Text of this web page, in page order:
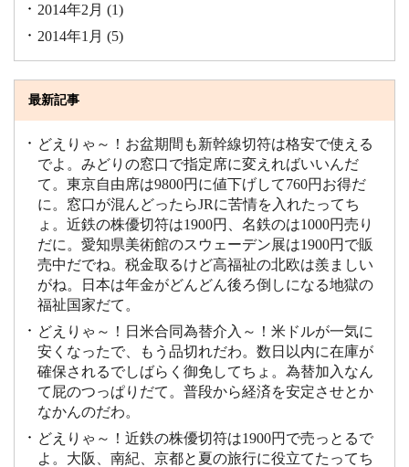
2014年2月 (1)
2014年1月 (5)
最新記事
どえりゃ～！お盆期間も新幹線切符は格安で使える
でよ。みどりの窓口で指定席に変えればいいんだ
て。東京自由席は9800円に値下げして760円お得だ
に。窓口が混んどったらJRに苦情を入れたってち
ょ。近鉄の株優切符は1900円、名鉄のは1000円売り
だに。愛知県美術館のスウェーデン展は1900円で販
売中だでね。税金取るけど高福祉の北欧は羨ましい
がね。日本は年金がどんどん後ろ倒しになる地獄の
福祉国家だて。
どえりゃ～！日米合同為替介入～！米ドルが一気に
安くなったで、もう品切れだわ。数日以内に在庫が
確保されるでしばらく御免してちょ。為替加入なん
て屁のつっぱりだて。普段から経済を安定させとか
なかんのだわ。
どえりゃ～！近鉄の株優切符は1900円で売っとるで
よ。大阪、南紀、京都と夏の旅行に役立てたってち